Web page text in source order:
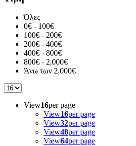
Όλες
0€ - 100€
100€ - 200€
200€ - 400€
400€ - 800€
800€ - 2,000€
Άνω των 2,000€
View16per page
View16per page
View32per page
View48per page
View64per page